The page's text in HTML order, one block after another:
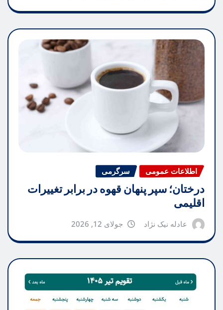
اطلاعات عمومی سرگرمی
درختان؛ سپر پنهان قهوه در برابر تغییرات
اقلیمی
عادله نیک نژاد جولای 12, 2026